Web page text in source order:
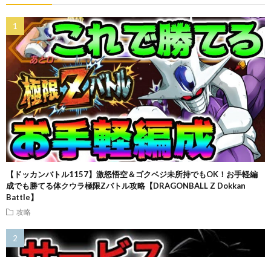
【ドッカンバトル1157】激怒悟空＆ゴクベジ未所持でもOK！お手軽編
成でも勝てる体クウラ極限Zバトル攻略【DRAGONBALL Z Dokkan
Battle】
攻略